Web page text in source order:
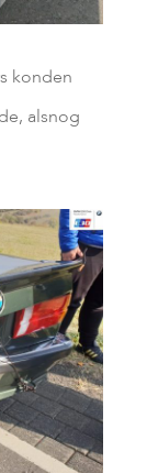
konden
alsnog